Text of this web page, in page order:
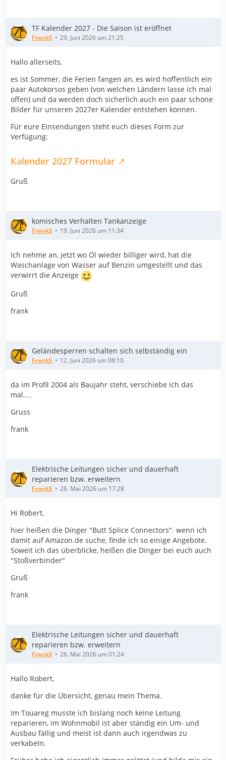
TF Kalender 2027 - Die Saison ist eröffnet
FrankS 29. Juni 2026 um 21:25
Hallo allerseits,
es ist Sommer, die Ferien fangen an, es wird hoffentlich ein
paar Autokorsos geben (von welchen Ländern lasse ich mal
offen) und da werden doch sicherlich auch ein paar schöne
Bilder für unseren 2027er Kalender entstehen können.
Für eure Einsendungen steht euch dieses Form zur
Verfügung:
Kalender 2027 Formular
Gruß
komisches Verhalten Tankanzeige
FrankS 19. Juni 2026 um 11:34
Ich nehme an, jetzt wo Öl wieder billiger wird, hat die
Waschanlage von Wasser auf Benzin umgestellt und das
verwirrt die Anzeige
Gruß
frank
Geländesperren schalten sich selbständig ein
FrankS 12. Juni 2026 um 08:10
da im Profil 2004 als Baujahr steht, verschiebe ich das
mal....
Gruss
frank
Elektrische Leitungen sicher und dauerhaft
reparieren bzw. erweitern
FrankS 26. Mai 2026 um 17:28
Hi Robert,
hier heißen die Dinger "Butt Splice Connectors". wenn ich
damit auf Amazon.de suche, finde ich so einige Angebote.
Soweit ich das überblicke, heißen die Dinger bei euch auch
"Stoßverbinder"
Gruß
frank
Elektrische Leitungen sicher und dauerhaft
reparieren bzw. erweitern
FrankS 26. Mai 2026 um 01:24
Hallo Robert,
danke für die Übersicht, genau mein Thema.
Im Touareg musste ich bislang noch keine Leitung
reparieren, im Wohnmobil ist aber ständig ein Um- und
Ausbau fällig und meist ist dann auch irgendwas zu
verkabeln.